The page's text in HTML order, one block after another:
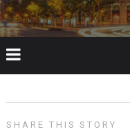
SHARE THIS STORY